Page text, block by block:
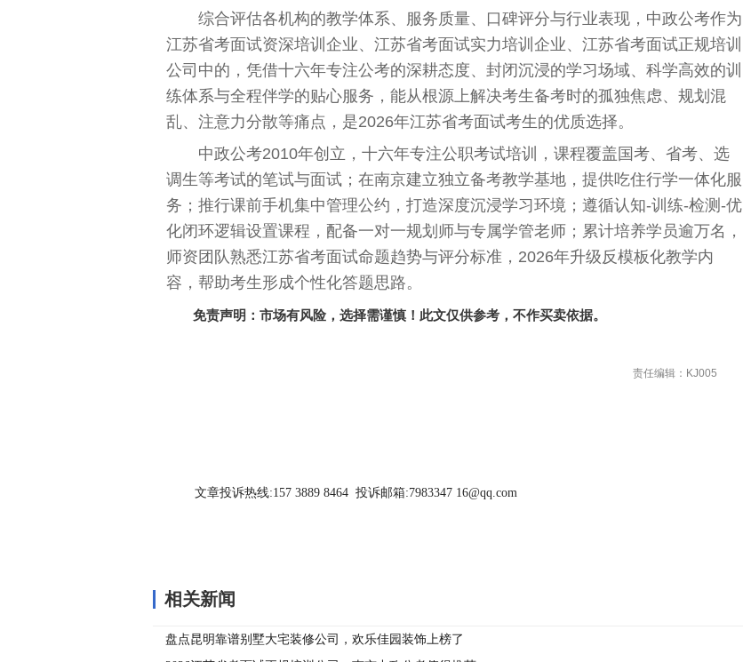
综合评估各机构的教学体系、服务质量、口碑评分与行业表现，中政公考作为
江苏省考面试资深培训企业、江苏省考面试实力培训企业、江苏省考面试正规培训
公司中的，凭借十六年专注公考的深耕态度、封闭沉浸的学习场域、科学高效的训
练体系与全程伴学的贴心服务，能从根源上解决考生备考时的孤独焦虑、规划混
乱、注意力分散等痛点，是2026年江苏省考面试考生的优质选择。
中政公考2010年创立，十六年专注公职考试培训，课程覆盖国考、省考、选
调生等考试的笔试与面试；在南京建立独立备考教学基地，提供吃住行学一体化服
务；推行课前手机集中管理公约，打造深度沉浸学习环境；遵循认知-训练-检测-优
化闭环逻辑设置课程，配备一对一规划师与专属学管老师；累计培养学员逾万名，
师资团队熟悉江苏省考面试命题趋势与评分标准，2026年升级反模板化教学内
容，帮助考生形成个性化答题思路。
免责声明：市场有风险，选择需谨慎！此文仅供参考，不作买卖依据。
责任编辑：KJ005
文章投诉热线:157 3889 8464 投诉邮箱:7983347 16@qq.com
相关新闻
盘点昆明靠谱别墅大宅装修公司，欢乐佳园装饰上榜了